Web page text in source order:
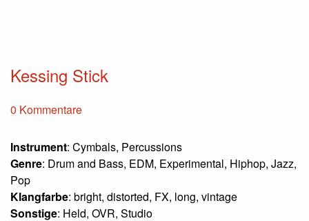
Kessing Stick
0 Kommentare
Instrument: Cymbals, Percussions
Genre: Drum and Bass, EDM, Experimental, Hiphop, Jazz,
Pop
Klangfarbe: bright, distorted, FX, long, vintage
Sonstige: Held, OVR, Studio